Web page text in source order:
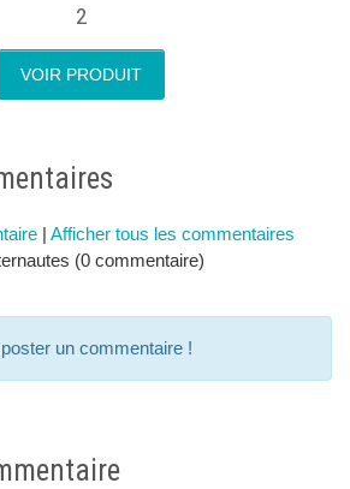
VOIR PRODUIT
| Afficher tous les commentaires
(0 commentaire)
un commentaire !